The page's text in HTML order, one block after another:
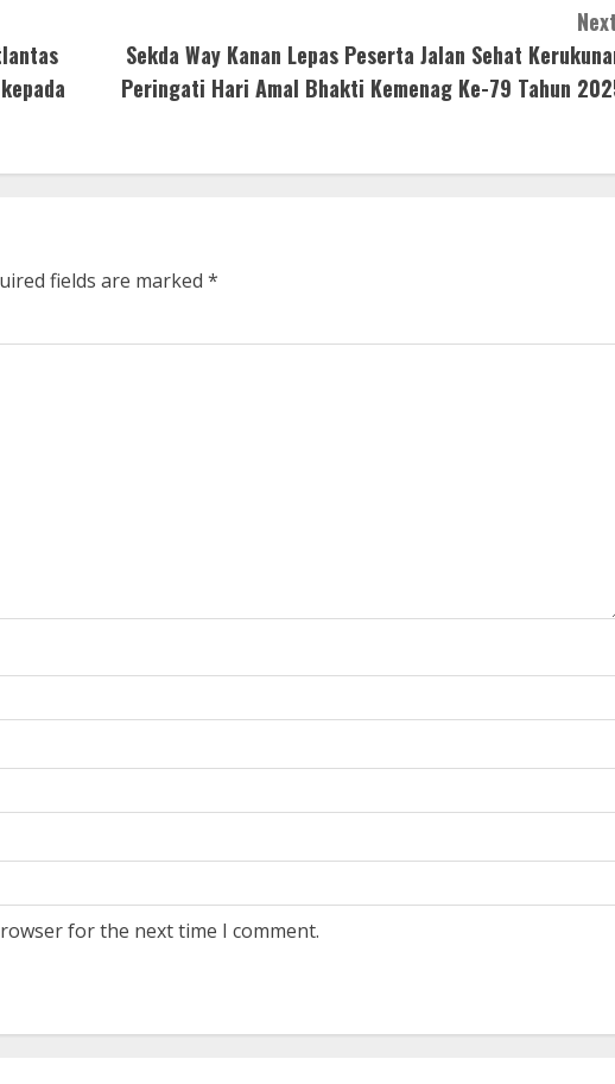
Sekda Way Kanan Lepas Peserta Jalan Sehat
Peringati Hari Amal Bhakti Kemenag Ke-79 Tahun
fields are marked *
for the next time I comment.